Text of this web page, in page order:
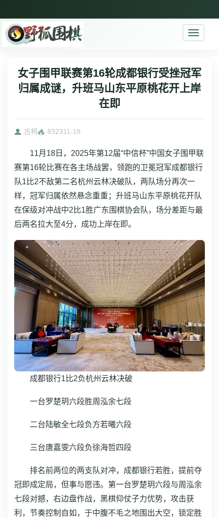
Toggle
女子围甲联赛第16轮成都银行受挫冠军
归属成谜，升班马山东平原桃花开上岸
在即
古柯 832311-18
11月18日，2025年第12届“中信杯”中国女子围甲联
赛第16轮比赛在各主场战罢，领跑的卫冕冠军成都银行
队1比2不敌第二名杭州云林决破队，两队场分再次一
样，冠军归属依然悬念重重；升班马山东平原桃花开队
在保级对冲战中2比1胜广东围棋协会队，场分差距与最
后两名拉大至4分，成功上岸在即。
成都银行1比2负杭州云林决破
一台罗楚玥六段胜周泓余七段
二台陆敏全七段负方若曦六段
三台唐嘉雯六段负徐海哲四段
排名前两位的两支队对冲，成都银行若胜，提前夺
冠即成定局，但事与愿违。第一台罗楚玥六段与周泓余
七段对撼，右边盘作战，黑棋仰仗子力优势，攻击获
利，节奏控制自如，于中腹不毛之地围出大空，锁定胜